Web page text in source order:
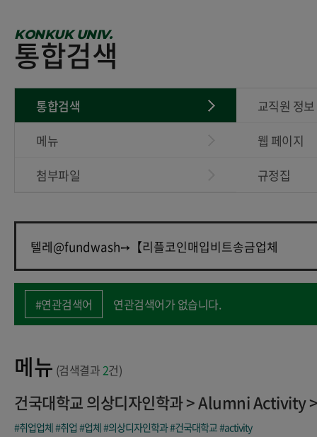
KONKUK UNIV.
통합검색
통합검색
교직원 정보
메뉴
웹 페이지
첨부파일
규정집
#연관검색어 연관검색어가 없습니다.
메뉴 (검색결과 2건)
건국대학교 의상디자인학과 > Alumni Activity
#취업업체#취업 #업체#의상디자인학과#건국대학교#activity